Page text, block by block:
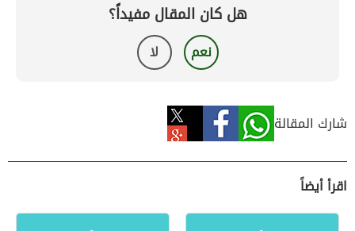
هل كان المقال مفيداً؟
نعم لا
شارك المقالة
اقرأ أيضاً